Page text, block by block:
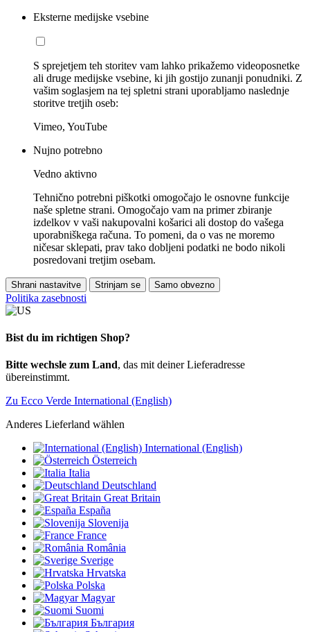
Eksterne medijske vsebine
S sprejetjem teh storitev vam lahko prikažemo videoposnetke
ali druge medijske vsebine, ki jih gostijo zunanji ponudniki. Z
vašim soglasjem na tej spletni strani uporabljamo naslednje
storitve tretjih oseb:
Vimeo, YouTube
Nujno potrebno
Vedno aktivno
Tehnično potrebni piškotki omogočajo le osnovne funkcije
naše spletne strani. Omogočajo vam na primer zbiranje
izdelkov v vaši nakupovalni košarici ali dostop do vašega
uporabniškega računa. To pomeni, da o vas ne moremo
ničesar sklepati, prav tako dobljeni podatki ne bodo nikoli
posredovani tretjim osebam.
Shrani nastavitve Strinjam se Samo obvezno
Politika zasebnosti
Bist du im richtigen Shop?
Bitte wechsle zum Land, das mit deiner Lieferadresse
übereinstimmt.
Zu Ecco Verde International (English)
Anderes Lieferland wählen
International (English)
Österreich
Italia
Deutschland
Great Britain
España
Slovenija
France
România
Sverige
Hrvatska
Polska
Magyar
Suomi
България